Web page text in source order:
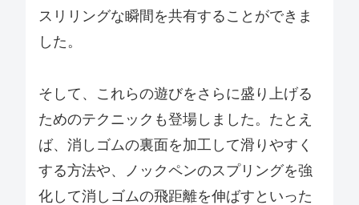
スリリングな瞬間を共有することができま
した。
そして、これらの遊びをさらに盛り上げる
ためのテクニックも登場しました。たとえ
ば、消しゴムの裏面を加工して滑りやすく
する方法や、ノックペンのスプリングを強
化して消しゴムの飛距離を伸ばすといった